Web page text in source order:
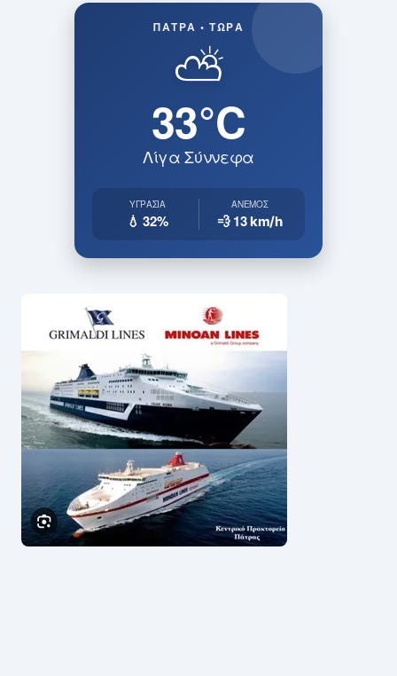
ΠΆΤΡΑ • ΤΏΡΑ
⛅
33°C
Λίγα Σύννεφα
ΥΓΡΑΣΊΑ
💧 32%
ΆΝΕΜΟΣ
💨 13km/h